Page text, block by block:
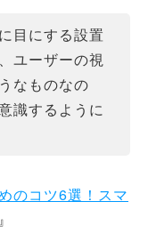
目にする設置
ユーザーの視
なものなの
識するように
のコツ6選！スマ
』